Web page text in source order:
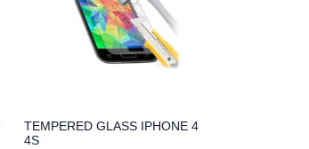
TEMPERED GLASS IPHONE 4
4S